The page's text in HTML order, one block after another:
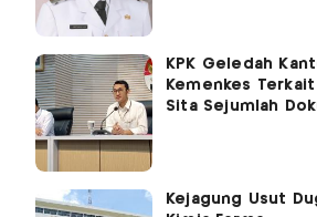
KPK Geledah
Kemenkes Terkait
Sita Sejumlah
Kejagung Usut